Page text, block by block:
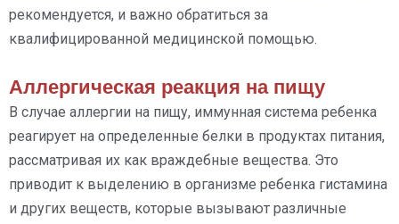
рекомендуется, и важно обратиться за
квалифицированной медицинской помощью.
Аллергическая реакция на пищу
В случае аллергии на пищу, иммунная система ребенка
реагирует на определенные белки в продуктах питания,
рассматривая их как враждебные вещества. Это
приводит к выделению в организме ребенка гистамина
и других веществ, которые вызывают различные